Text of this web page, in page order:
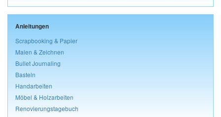
Anleitungen
Scrapbooking & Papier
Malen & Zeichnen
Bullet Journaling
Basteln
Handarbeiten
Möbel & Holzarbeiten
Renovierungstagebuch